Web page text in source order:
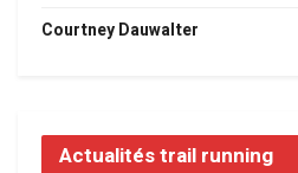
Courtney Dauwalter
Actualités trail running